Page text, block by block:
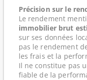
Précision sur le
Le rendement
immobilier brut
sur ses données
pas le rendement
les frais et la
Il ne constitue pas
fiable de la